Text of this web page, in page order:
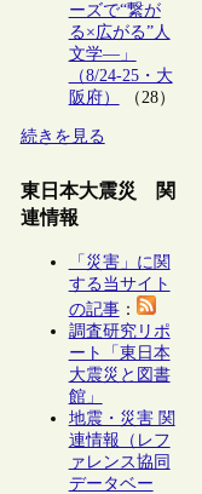
ーズで“繋が
る×広がる”人
文学―」
（8/24-25・大
阪府）
（28）
続きを見る
東日本大震災 関
連情報
「災害」に関
する当サイト
の記事：
調査研究リポ
ート「東日本
大震災と図書
館」
地震・災害 関
連情報（レフ
ァレンス協同
データベー